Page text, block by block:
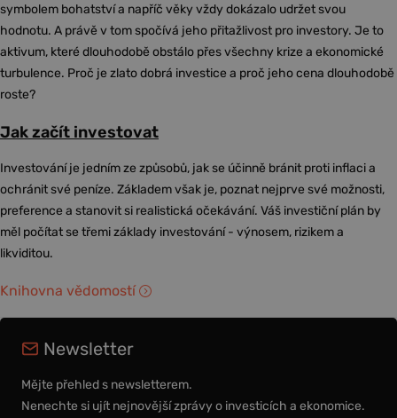
symbolem bohatství a napříč věky vždy dokázalo udržet svou
hodnotu. A právě v tom spočívá jeho přitažlivost pro investory. Je to
aktivum, které dlouhodobě obstálo přes všechny krize a ekonomické
turbulence. Proč je zlato dobrá investice a proč jeho cena dlouhodobě
roste?
Jak začít investovat
Investování je jedním ze způsobů, jak se účinně bránit proti inflaci a
ochránit své peníze. Základem však je, poznat nejprve své možnosti,
preference a stanovit si realistická očekávání. Váš investiční plán by
měl počítat se třemi základy investování - výnosem, rizikem a
likviditou.
Knihovna vědomostí
Newsletter
Mějte přehled s newsletterem.
Nenechte si ujít nejnovější zprávy o investicích a ekonomice.